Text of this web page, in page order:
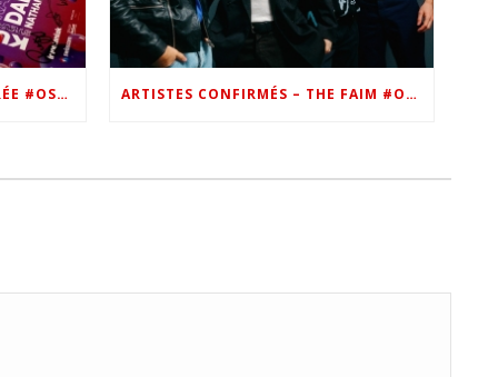
VIP – LES PHOTOS DE LA SOIRÉE #OSN22 ARTISTES CONFIRMÉS – THE FAIM #OSN22